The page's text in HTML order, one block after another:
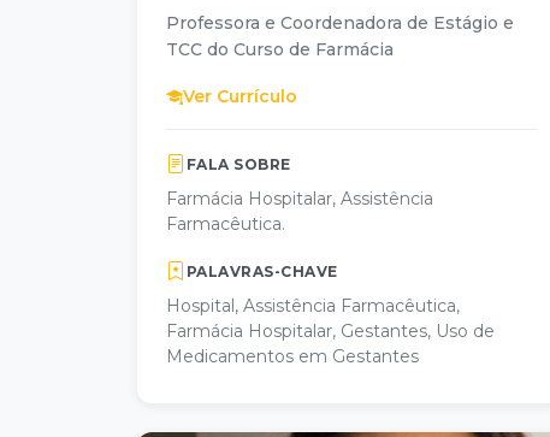
Professora e Coordenadora de Estágio e
TCC do Curso de Farmácia
Ver Currículo
FALA SOBRE
Farmácia Hospitalar, Assistência
Farmacêutica.
PALAVRAS-CHAVE
Hospital, Assistência Farmacêutica,
Farmácia Hospitalar, Gestantes, Uso de
Medicamentos em Gestantes